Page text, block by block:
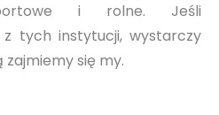
i rolne. Jeśli
tych instytucji, wystarczy
się my.